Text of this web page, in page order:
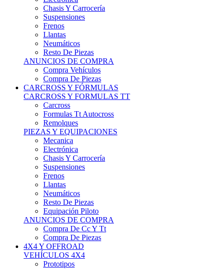
Mecanica
Electrónica
Chasis Y Carrocería
Suspensiones
Frenos
Llantas
Neumáticos
Resto De Piezas
Equipación Piloto
ANUNCIOS DE COMPRA
Compra De Cc Y Tt
Compra De Piezas
4X4 Y OFFROAD
VEHÍCULOS 4X4
Prototipos
Venta De Side By Side
Quads Y Buggys
4x4 De Calle
PIEZAS PARA 4X4
Mecánica
Carrocería
Suspensiones
Llantas
Neumáticos
ANUNCIOS DE COMPRA
Compra De 4x4
Compra De Piezas
MOTOS
MOTOS
Motos De Circuito